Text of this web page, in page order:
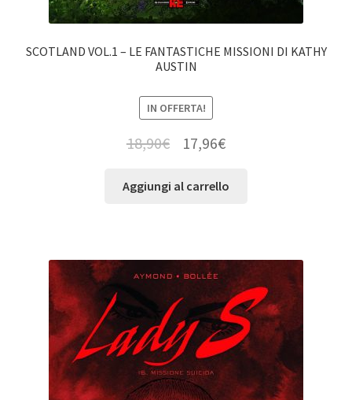
SCOTLAND VOL.1 – LE FANTASTICHE MISSIONI DI KATHY
AUSTIN
IN OFFERTA!
18,90€ 17,96€
Aggiungi al carrello